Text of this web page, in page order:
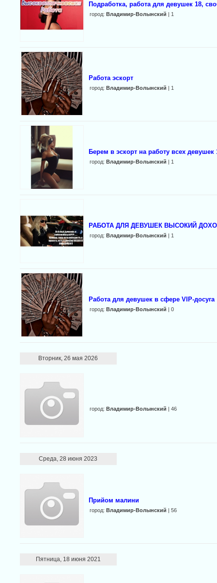
Подработка, работа для девушек 18,
город: Владимир-Волынский | 1
Работа эскорт
город: Владимир-Волынский | 1
Берем в эскорт на работу всех девушек
город: Владимир-Волынский | 1
РАБОТА ДЛЯ ДЕВУШЕК ВЫСОКИЙ
город: Владимир-Волынский | 1
Работа для девушек в сфере VIP-досуга
город: Владимир-Волынский | 0
Вторник, 26 мая 2026
город: Владимир-Волынский | 46
Среда, 28 июня 2023
Прийом малини
город: Владимир-Волынский | 56
Пятница, 18 июня 2021